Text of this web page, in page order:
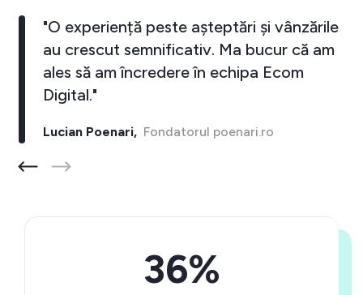
"O experiență peste așteptări și vânzările
au crescut semnificativ. Ma bucur că am
ales să am încredere în echipa Ecom
Digital."
Lucian Poenari,Fondatorul poenari.ro
36%